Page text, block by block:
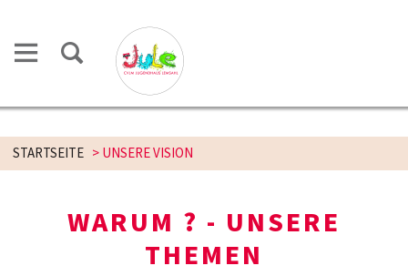
STARTSEITE >UNSERE VISION
WARUM ? - UNSERE
THEMEN